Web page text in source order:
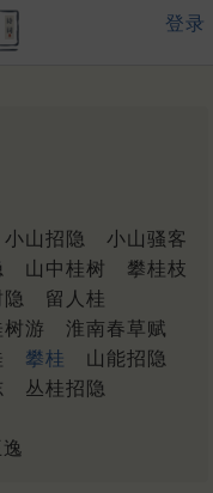
登录
小山招隐
小山骚客
山中桂树
攀桂枝
留人桂
树游
淮南春草赋
攀桂
山能招隐
丛桂招隐